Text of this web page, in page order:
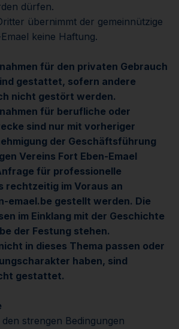
dürfen.
übernimmt der gemeinnützige
keine Haftung.
für den privaten Gebrauch
gestattet, sofern andere
nicht gestört werden.
für berufliche oder
sind nur mit vorheriger
der Geschäftsführung
Vereins Fort Eben-Emael
für professionelle
rechtzeitig im Voraus an
emael.be gestellt werden. Die
im Einklang mit der Geschichte
der Festung stehen.
in dieses Thema passen oder
haben, sind
gestattet.
strengen Bedingungen